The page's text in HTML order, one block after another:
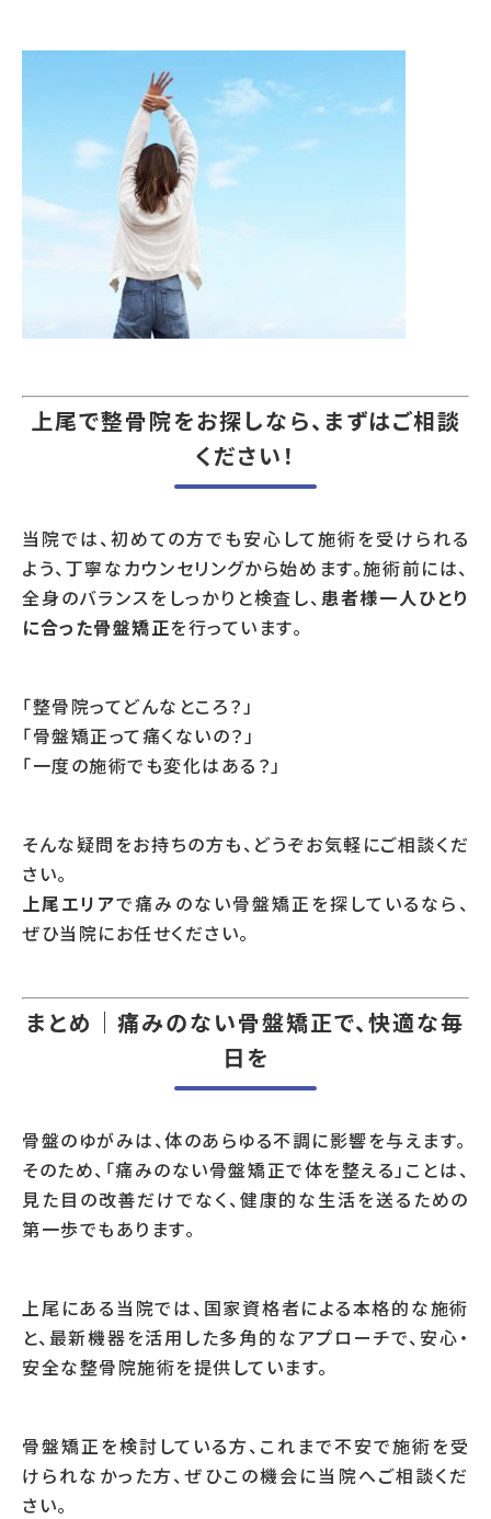
上尾で整骨院をお探しなら、まずはご相談
ください！
当院では、初めての方でも安心して施術を受けられる
よう、丁寧なカウンセリングから始めます。施術前には、
全身のバランスをしっかりと検査し、患者様一人ひとり
に合った骨盤矯正を行っています。
「整骨院ってどんなところ？」
「骨盤矯正って痛くないの？」
「一度の施術でも変化はある？」
そんな疑問をお持ちの方も、どうぞお気軽にご相談くだ
さい。
上尾エリアで痛みのない骨盤矯正を探しているなら、
ぜひ当院にお任せください。
まとめ｜痛みのない骨盤矯正で、快適な毎
日を
骨盤のゆがみは、体のあらゆる不調に影響を与えます。
そのため、「痛みのない骨盤矯正で体を整える」ことは、
見た目の改善だけでなく、健康的な生活を送るための
第一歩でもあります。
上尾にある当院では、国家資格者による本格的な施術
と、最新機器を活用した多角的なアプローチで、安心・
安全な整骨院施術を提供しています。
骨盤矯正を検討している方、これまで不安で施術を受
けられなかった方、ぜひこの機会に当院へご相談くだ
さい。